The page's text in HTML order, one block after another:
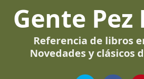
Gente Pez
Referencia de libros
Novedades y clásicos